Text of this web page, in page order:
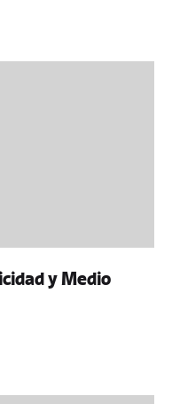
y Medio